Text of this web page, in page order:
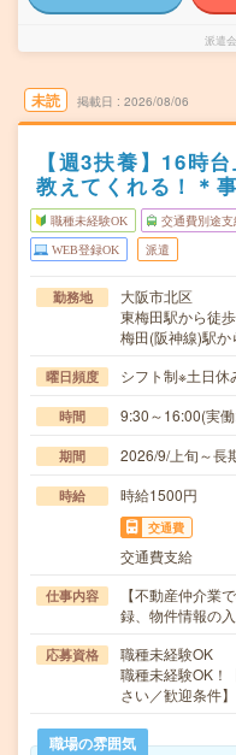
派遣
未読 掲載日 2026/08/06
【週3扶養】16時
教えてくれる！＊
職種未経験OK 交通費別途支
WEB登録OK 派遣
勤務地
大阪市北区
東梅田駅から徒
梅田(阪神線)駅か
曜日頻度 シフト制※土日休
時間 9:30～16:00(実
期間 2026/9/上旬～
時給 時給1500円
交通費
交通費支給
仕事内容
【不動産仲介業
録、物件情報の
応募資格
職種未経験OK
職種未経験OK！
さい／歓迎条件
職場の雰囲気